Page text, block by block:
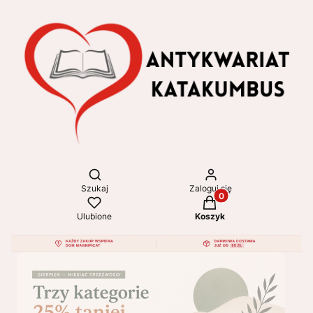
Otwórz wyszukiwarkę
Szukaj Zaloguj się
Ulubione
Produkty w koszyku:
Koszyk